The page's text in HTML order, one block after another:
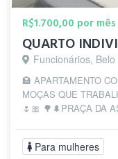
R$1.700,00 por mês
Funcionários,
🏩 APARTAMENTO
MOÇAS QUE
🌷🎀 🌳🌲PRAÇA DA
Para mulheres